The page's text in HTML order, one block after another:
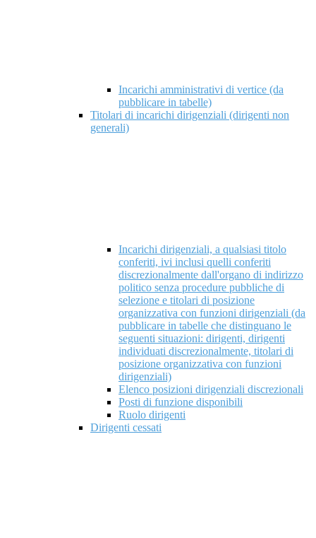
Incarichi amministrativi di vertice (da
pubblicare in tabelle)
Titolari di incarichi dirigenziali (dirigenti non
generali)
Incarichi dirigenziali, a qualsiasi titolo
conferiti, ivi inclusi quelli conferiti
discrezionalmente dall'organo di indirizzo
politico senza procedure pubbliche di
selezione e titolari di posizione
organizzativa con funzioni dirigenziali (da
pubblicare in tabelle che distinguano le
seguenti situazioni: dirigenti, dirigenti
individuati discrezionalmente, titolari di
posizione organizzativa con funzioni
dirigenziali)
Elenco posizioni dirigenziali discrezionali
Posti di funzione disponibili
Ruolo dirigenti
Dirigenti cessati